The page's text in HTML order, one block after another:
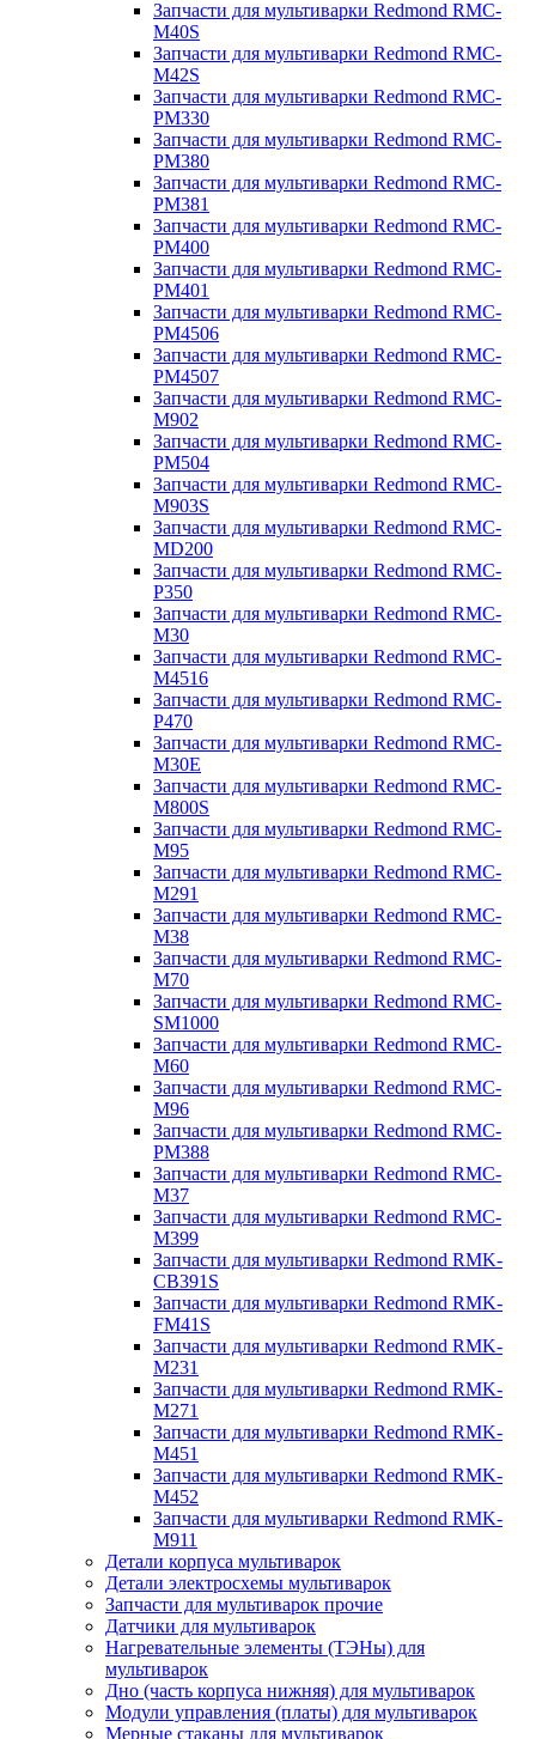
Запчасти для мультиварки Redmond RMC-
M40S
Запчасти для мультиварки Redmond RMC-
M42S
Запчасти для мультиварки Redmond RMC-
PM330
Запчасти для мультиварки Redmond RMC-
PM380
Запчасти для мультиварки Redmond RMC-
PM381
Запчасти для мультиварки Redmond RMC-
PM400
Запчасти для мультиварки Redmond RMC-
PM401
Запчасти для мультиварки Redmond RMC-
PM4506
Запчасти для мультиварки Redmond RMC-
PM4507
Запчасти для мультиварки Redmond RMC-
M902
Запчасти для мультиварки Redmond RMC-
PM504
Запчасти для мультиварки Redmond RMC-
M903S
Запчасти для мультиварки Redmond RMC-
MD200
Запчасти для мультиварки Redmond RMC-
P350
Запчасти для мультиварки Redmond RMC-
M30
Запчасти для мультиварки Redmond RMC-
M4516
Запчасти для мультиварки Redmond RMC-
P470
Запчасти для мультиварки Redmond RMC-
M30E
Запчасти для мультиварки Redmond RMC-
M800S
Запчасти для мультиварки Redmond RMC-
M95
Запчасти для мультиварки Redmond RMC-
M291
Запчасти для мультиварки Redmond RMC-
M38
Запчасти для мультиварки Redmond RMC-
M70
Запчасти для мультиварки Redmond RMC-
SM1000
Запчасти для мультиварки Redmond RMC-
M60
Запчасти для мультиварки Redmond RMC-
M96
Запчасти для мультиварки Redmond RMC-
PM388
Запчасти для мультиварки Redmond RMC-
M37
Запчасти для мультиварки Redmond RMC-
M399
Запчасти для мультиварки Redmond RMK-
CB391S
Запчасти для мультиварки Redmond RMK-
FM41S
Запчасти для мультиварки Redmond RMK-
M231
Запчасти для мультиварки Redmond RMK-
M271
Запчасти для мультиварки Redmond RMK-
M451
Запчасти для мультиварки Redmond RMK-
M452
Запчасти для мультиварки Redmond RMK-
M911
Детали корпуса мультиварок
Детали электросхемы мультиварок
Запчасти для мультиварок прочие
Датчики для мультиварок
Нагревательные элементы (ТЭНы) для
мультиварок
Дно (часть корпуса нижняя) для мультиварок
Модули управления (платы) для мультиварок
Мерные стаканы для мультиварок